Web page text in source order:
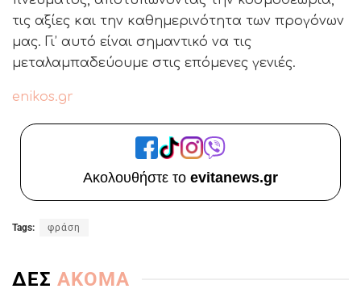
τις αξίες και την καθημερινότητα των προγόνων
μας. Γι’ αυτό είναι σημαντικό να τις
μεταλαμπαδεύουμε στις επόμενες γενιές.
enikos.gr
Ακολουθήστε το evitanews.gr
Tags: φράση
ΔΕΣ ΑΚΟΜΑ